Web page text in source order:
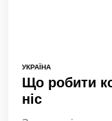
УКРАЇНА
Що робити
ніс